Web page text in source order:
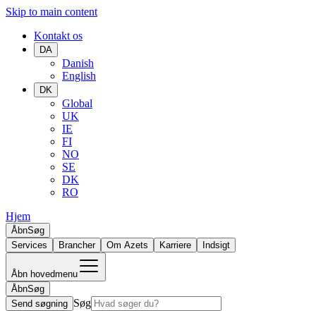
Skip to main content
Kontakt os
DA
Danish
English
DK
Global
UK
IE
FI
NO
SE
DK
RO
Hjem
ÅbnSøg
Services
Brancher Om Azets Karriere Indsigt
Åbn hovedmenu
ÅbnSøg
Send søgning Søg